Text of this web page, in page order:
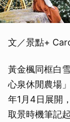
文／景點+
黃金楓同框白
心泉休閒農場
年1月4日展開
取景時機筆記